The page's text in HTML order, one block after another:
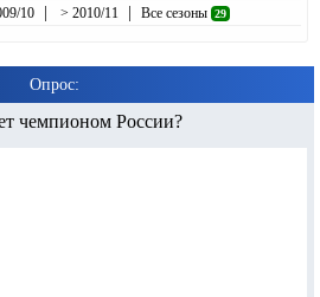
10 | > 2010/11 | Все сезоны 29
Опрос:
чемпионом России?